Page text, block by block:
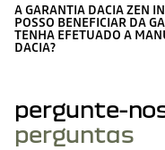
A GARANTIA DACIA ZEN
POSSO BENEFICIAR DA
TENHA EFETUADO A
DACIA?
pergunte-
perguntas